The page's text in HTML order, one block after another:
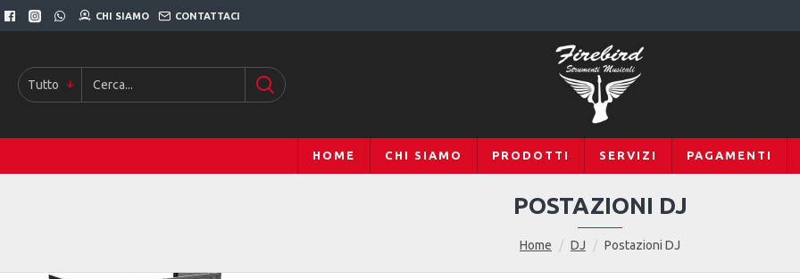
CHI SIAMO CONTATTACI
Tutto
HOME CHI SIAMO PRODOTTI SERVIZI PAGAMENTI
Home DJ Postazioni DJ
POSTAZIONI DJ